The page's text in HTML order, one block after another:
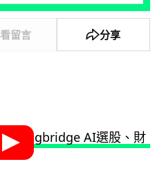
看留言 分享